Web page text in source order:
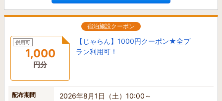
宿泊施設クーポン
併用可
1,000
円分
【じゃらん】1000円クーポン★全プ
ラン利用可！
配布期間
2026年8月1日（土）10:00～